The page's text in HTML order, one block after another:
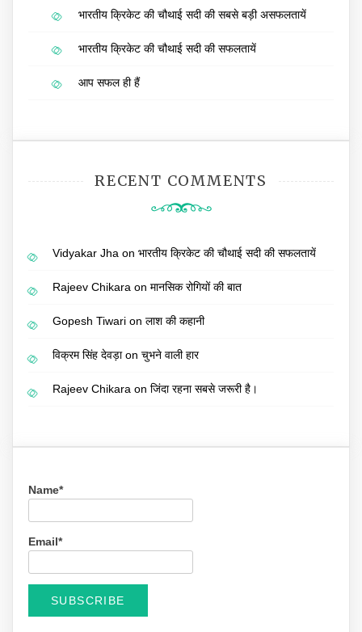
भारतीय क्रिकेट की चौथाई सदी की सबसे बड़ी असफलतायें
भारतीय क्रिकेट की चौथाई सदी की सफलतायें
आप सफल ही हैं
RECENT COMMENTS
Vidyakar Jha on भारतीय क्रिकेट की चौथाई सदी की सफलतायें
Rajeev Chikara on मानसिक रोगियों की बात
Gopesh Tiwari on लाश की कहानी
विक्रम सिंह देवड़ाon चुभने वाली हार
Rajeev Chikara on जिंदा रहना सबसे जरूरी है।
Name*
Email*